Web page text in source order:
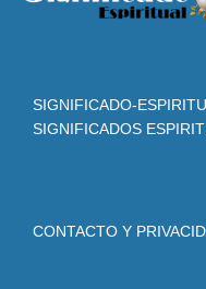
SIGNIFICADO-
SIGNIFICADOS
CONTACTO Y